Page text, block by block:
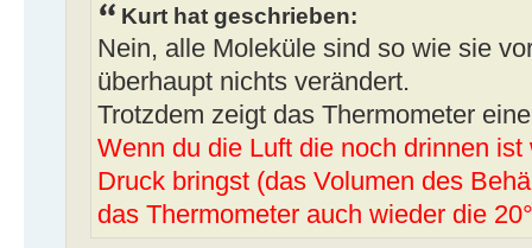
Kurt hat geschrieben:
Nein, alle Moleküle sind so wie sie
überhaupt nichts verändert.
Trotzdem zeigt das Thermometer
Wenn du die Luft die noch drinnen
Druck bringst (das Volumen des
das Thermometer auch wieder die